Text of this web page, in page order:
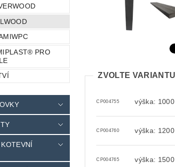
PRO
ZVOLTE VARIANTU
CP004755 výška:
CP004760 výška:
CP004765 výška: